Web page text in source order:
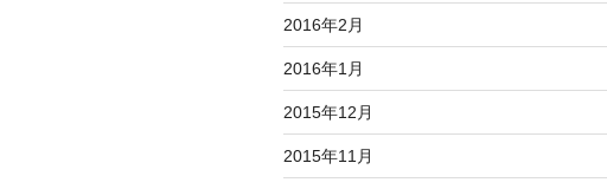
2016年2月
2016年1月
2015年12月
2015年11月